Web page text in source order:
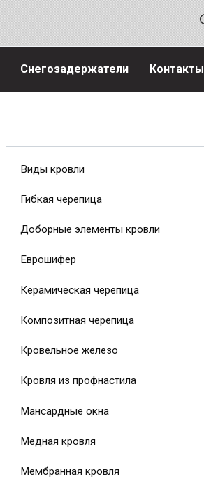
Снегозадержатели Контакты
Виды кровли
Гибкая черепица
Доборные элементы кровли
Еврошифер
Керамическая черепица
Композитная черепица
Кровельное железо
Кровля из профнастила
Мансардные окна
Медная кровля
Мембранная кровля